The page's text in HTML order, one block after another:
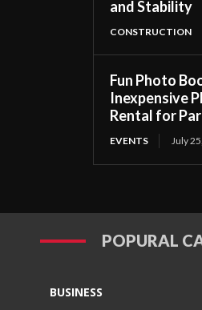
and Stability
CONSTRUCTION
Fun Photo
Inexpensive
Rental for
EVENTS July
POPURAL
BUSINESS